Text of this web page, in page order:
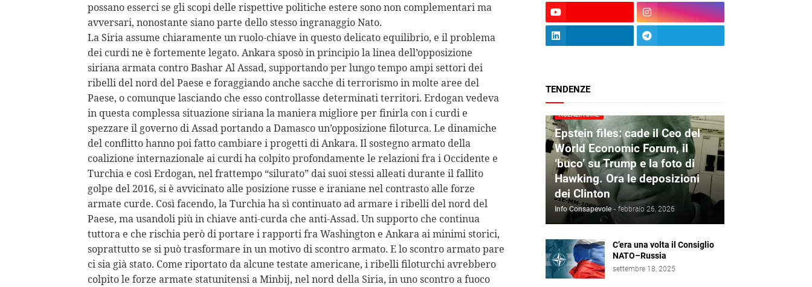
possano esserci se gli scopi delle rispettive politiche estere sono non complementari ma
avversari, nonostante siano parte dello stesso ingranaggio Nato.
La Siria assume chiaramente un ruolo-chiave in questo delicato equilibrio, e il problema
dei curdi ne è fortemente legato. Ankara sposò in principio la linea dell’opposizione
siriana armata contro Bashar Al Assad, supportando per lungo tempo ampi settori dei
ribelli del nord del Paese e foraggiando anche sacche di terrorismo in molte aree del
Paese, o comunque lasciando che esso controllasse determinati territori. Erdogan vedeva
in questa complessa situazione siriana la maniera migliore per finirla con i curdi e
spezzare il governo di Assad portando a Damasco un’opposizione filoturca. Le dinamiche
del conflitto hanno poi fatto cambiare i progetti di Ankara. Il sostegno armato della
coalizione internazionale ai curdi ha colpito profondamente le relazioni fra i Occidente e
Turchia e così Erdogan, nel frattempo “silurato” dai suoi stessi alleati durante il fallito
golpe del 2016, si è avvicinato alle posizione russe e iraniane nel contrasto alle forze
armate curde. Così facendo, la Turchia ha sì continuato ad armare i ribelli del nord del
Paese, ma usandoli più in chiave anti-curda che anti-Assad. Un supporto che continua
tuttora e che rischia però di portare i rapporti fra Washington e Ankara ai minimi storici,
soprattutto se si può trasformare in un motivo di scontro armato. E lo scontro armato pare
ci sia già stato. Come riportato da alcune testate americane, i ribelli filoturchi avrebbero
colpito le forze armate statunitensi a Minbij, nel nord della Siria, in uno scontro a fuoco
TENDENZE
AGENZIA DIRE
Epstein files: cade il Ceo del
World Economic Forum, il
‘buco’ su Trump e la foto di
Hawking. Ora le deposizioni
dei Clinton
Info Consapevole - febbraio 26, 2026
C’era una volta il Consiglio
NATO–Russia
settembre 18, 2025